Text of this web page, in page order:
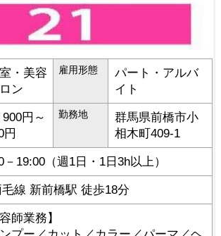
・美容
ン
雇用形態
パート・アルバ
イト
円～
円
勤務地 群馬県前橋市小
相木町409-1
－19:00（週1日・1日3h以上）
線 新前橋駅 徒歩18分
師業務】